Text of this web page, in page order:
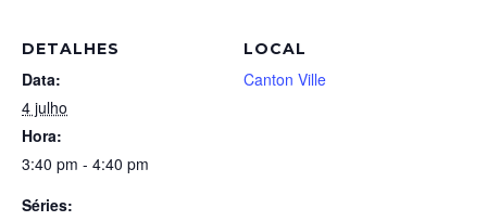
DETALHES
Data:
4 julho
Hora:
3:40 pm - 4:40 pm
Séries:
LOCAL
Canton Ville